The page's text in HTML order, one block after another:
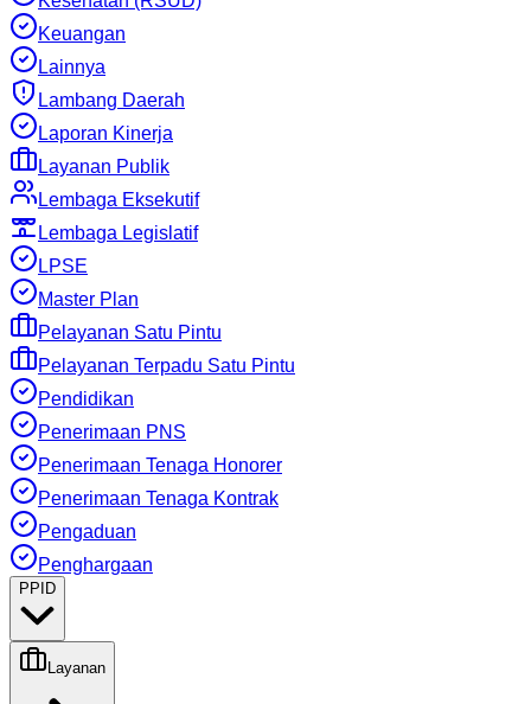
Keuangan
Lainnya
Lambang Daerah
Laporan Kinerja
Layanan Publik
Lembaga Eksekutif
Lembaga Legislatif
LPSE
Master Plan
Pelayanan Satu Pintu
Pelayanan Terpadu Satu Pintu
Pendidikan
Penerimaan PNS
Penerimaan Tenaga Honorer
Penerimaan Tenaga Kontrak
Pengaduan
Penghargaan
PPID
Layanan